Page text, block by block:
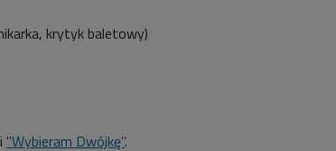
krytyk baletowy)
"Wybieram Dwójkę".